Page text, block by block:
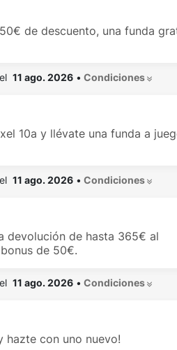
de descuento, una funda
11 ago. 2026 • Condiciones
10a y llévate una funda a
11 ago. 2026 • Condiciones
devolución de hasta 365€ al
de 50€.
11 ago. 2026 • Condiciones
hazte con uno nuevo!